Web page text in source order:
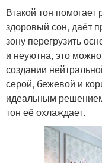
Втакой тон помогает
здоровый сон, даёт
зону перегрузить
и неуютна, это
создании
серой, бежевой и
идеальным
тон её охлаждает.